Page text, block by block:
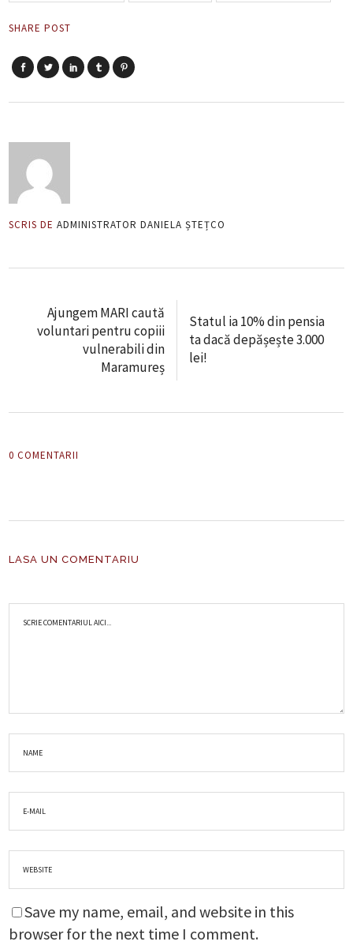
SHARE POST
SCRIS DE ADMINISTRATOR DANIELA ȘTEȚCO
Ajungem MARI caută
voluntari pentru copiii
vulnerabili din
Maramureș
Statul ia 10% din pensia
ta dacă depășește 3.000
lei!
0 COMENTARII
LASA UN COMENTARIU
Save my name, email, and website in this
browser for the next time I comment.